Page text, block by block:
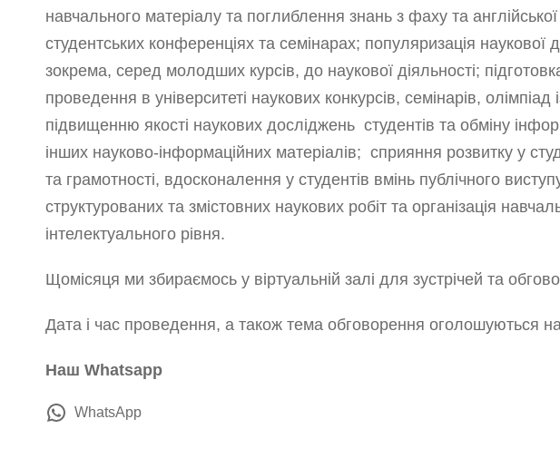
навчального матеріалу та поглиблення знань з фаху та
студентських конференціях та семінарах; популяризація
зокрема, серед молодших курсів, до наукової діяльності;
проведення в університеті наукових конкурсів, семінарів,
підвищенню якості наукових досліджень студентів та обміну
інших науково-інформаційних матеріалів; сприяння розвитку у
та грамотності, вдосконалення у студентів вмінь публічного
структурованих та змістовних наукових робіт та організація
інтелектуального рівня.
Щомісяця ми збираємось у віртуальній залі для зустрічей та
Дата і час проведення, а також тема обговорення оголошуються
Наш Whatsapp
WhatsApp